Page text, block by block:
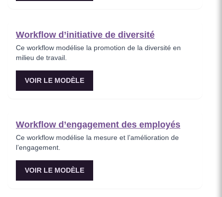
Workflow d’initiative de diversité
Ce workflow modélise la promotion de la diversité en
milieu de travail.
VOIR LE MODÈLE
Workflow d’engagement des employés
Ce workflow modélise la mesure et l’amélioration de
l’engagement.
VOIR LE MODÈLE